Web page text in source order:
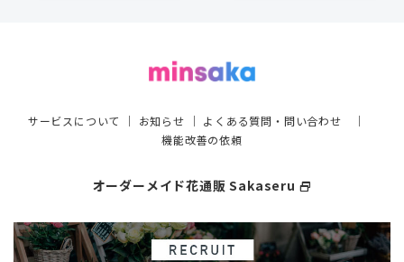
サービスについて ｜ お知らせ ｜ よくある質問・問い合わせ ｜
機能改善の依頼
オーダーメイド花通販 Sakaseru select_window